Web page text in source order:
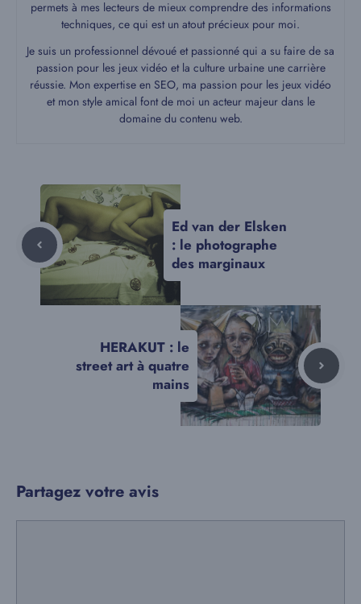
permets à mes lecteurs de mieux comprendre des informations
techniques, ce qui est un atout précieux pour moi.
Je suis un professionnel dévoué et passionné qui a su faire de sa
passion pour les jeux vidéo et la culture urbaine une carrière
réussie. Mon expertise en SEO, ma passion pour les jeux vidéo
et mon style amical font de moi un acteur majeur dans le
domaine du contenu web.
Ed van der Elsken
: le photographe
des marginaux
HERAKUT : le
street art à quatre
mains
Partagez votre avis